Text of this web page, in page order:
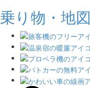
乗り物・地図